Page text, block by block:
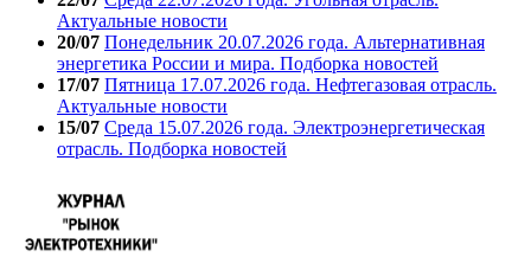
Актуальные новости
20/07 Понедельник 20.07.2026 года. Альтернативная
энергетика России и мира. Подборка новостей
17/07 Пятница 17.07.2026 года. Нефтегазовая отрасль.
Актуальные новости
15/07 Среда 15.07.2026 года. Электроэнергетическая
отрасль. Подборка новостей